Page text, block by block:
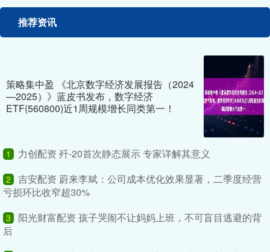
推荐资讯
策略集中盈 《北京数字经济发展报告（2024
—2025）》蓝皮书发布，数字经济
ETF(560800)近1周规模增长同类第一！
1 力创配资 歼-20首次静态展示 专家详解其意义
2
吉安配资 蔚来李斌：公司成本优化效果显著，二季度经营
亏损环比收窄超30%
3
阳光财富配资 孩子哭闹不让妈妈上班，不可盲目逃避的背
后